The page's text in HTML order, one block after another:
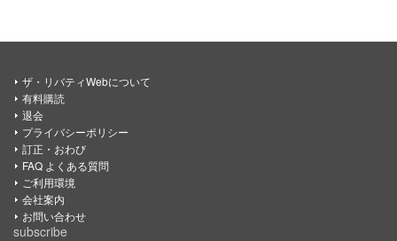
ザ・リバティWebについて
有料購読
退会
プライバシーポリシー
訂正・おわび
FAQ よくある質問
ご利用環境
会社案内
お問い合わせ
subscribe